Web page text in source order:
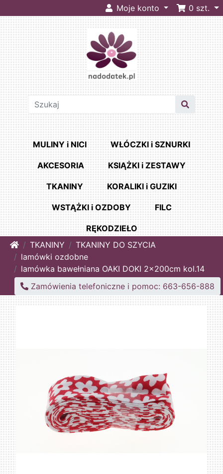
Moje konto 0 szt.
MULINY i NICI WŁÓCZKI i SZNURKI
AKCESORIA KSIĄŻKI i ZESTAWY
TKANINY KORALIKI i GUZIKI
WSTĄŻKI i OZDOBY FILC
RĘKODZIEŁO
HomeTKANINY
TKANINY DO SZYCIA
lamówki ozdobne
lamówka bawełniana OAKI DOKI 2x200cm kol.14
Zamówienia telefoniczne i pomoc: 663-656-888